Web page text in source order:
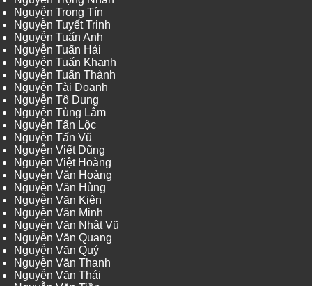
Nguyễn Trọng Tín
Nguyễn Tuyết Trinh
Nguyễn Tuấn Anh
Nguyễn Tuấn Hải
Nguyễn Tuấn Khanh
Nguyễn Tuấn Thành
Nguyễn Tài Doanh
Nguyễn Tô Dung
Nguyễn Tùng Lâm
Nguyễn Tấn Lộc
Nguyễn Tấn Vũ
Nguyễn Viết Dũng
Nguyễn Việt Hoàng
Nguyễn Văn Hoàng
Nguyễn Văn Hùng
Nguyễn Văn Kiên
Nguyễn Văn Minh
Nguyễn Văn Nhật Vũ
Nguyễn Văn Quang
Nguyễn Văn Quý
Nguyễn Văn Thanh
Nguyễn Văn Thái